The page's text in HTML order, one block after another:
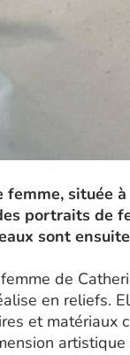
femme, située
portraits de
sont
de
en reliefs.
et matériaux